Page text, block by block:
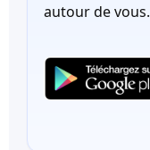
autour de vous.